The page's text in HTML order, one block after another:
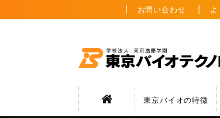
お問い合わせ
東京バイオの特徴